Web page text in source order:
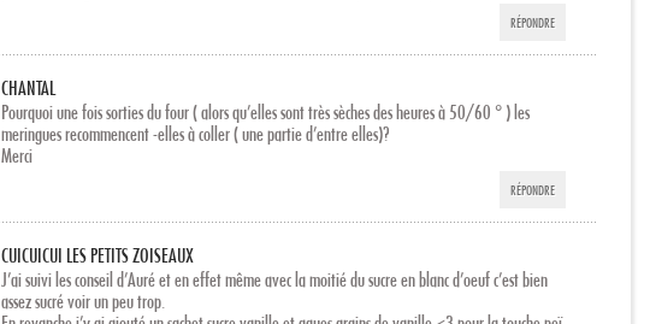
RÉPONDRE
CHANTAL
Pourquoi une fois sorties du four ( alors qu’elles sont très sèches des heures à 50/60 ° ) les
meringues recommencent -elles à coller ( une partie d’entre elles)?
Merci
RÉPONDRE
CUICUICUI LES PETITS ZOISEAUX
J’ai suivi les conseil d’Auré et en effet même avec la moitié du sucre en blanc d’oeuf c’est bien
assez sucré voir un peu trop.